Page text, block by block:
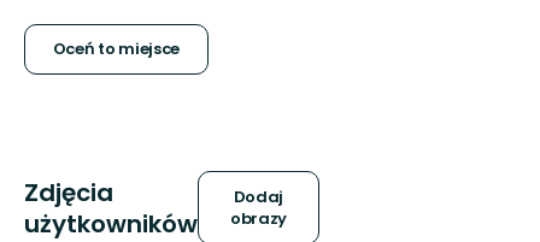
gwiazdek
Oceń to miejsce
Zdjęcia
użytkowników
Dodaj
obrazy